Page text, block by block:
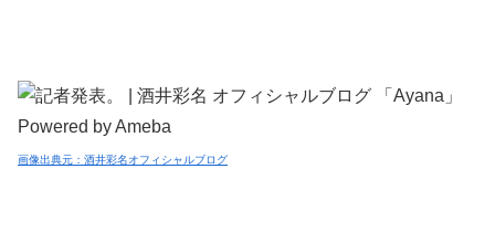
画像出典元：酒井彩名オフィシャルブログ